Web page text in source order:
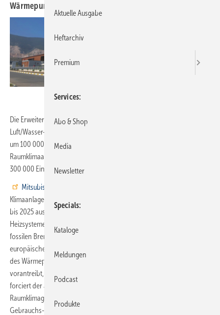
Wärmepumpen und Raumklimaanlagen bedienen.
Die Erweiterung wird die jährliche Kapazität von MACT
Luft/Wasser-Wärmepumpen auf 300 000 Einheiten, eine Steigerung
um 100 000 Einheiten gegenüber der derzeitigen Kapazität, und für
Raumklimaanlagen auf 1 100 000 Einheiten, eine Steigerung um
300 000 Einheiten, erhöhen. Die Produktion beginnt im Februar 2024.
Mitsubishi Electric
Klimaanlagengeschäft (HVAC) im Rahmen einer Expansionsstrategie
bis 2025 aus, die sich insbesondere auf den europäischen Markt für
Heizsysteme konzentriert. Herkömmliche Kesselheizungen, die auf
fossilen Brennstoffen basieren, werden im Einklang mit der
europäischen Dekarbonisierungspolitik, die das schnelle Wachstum
des Wärmepumpenmarktes in der Türkei und in ganz Europa
vorantreibt, schnell durch Wärmepumpen ersetzt. Unterdessen
forciert der anhaltende Klimawandel die steigende Nachfrage nach
Raumklimageräten, die von lokalen Verbrauchern zunehmend als
Gebrauchs- und nicht als Luxusartikel angesehen werden. Zu den
Aktuelle Ausgabe
Heftarchiv
Premium
Services
Abo & Shop
Media
Newsletter
Specials
Kataloge
Meldungen
Podcast
Produkte